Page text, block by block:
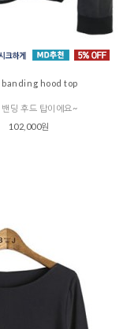
hood top
딩 후드 탑이에요~
102,000원